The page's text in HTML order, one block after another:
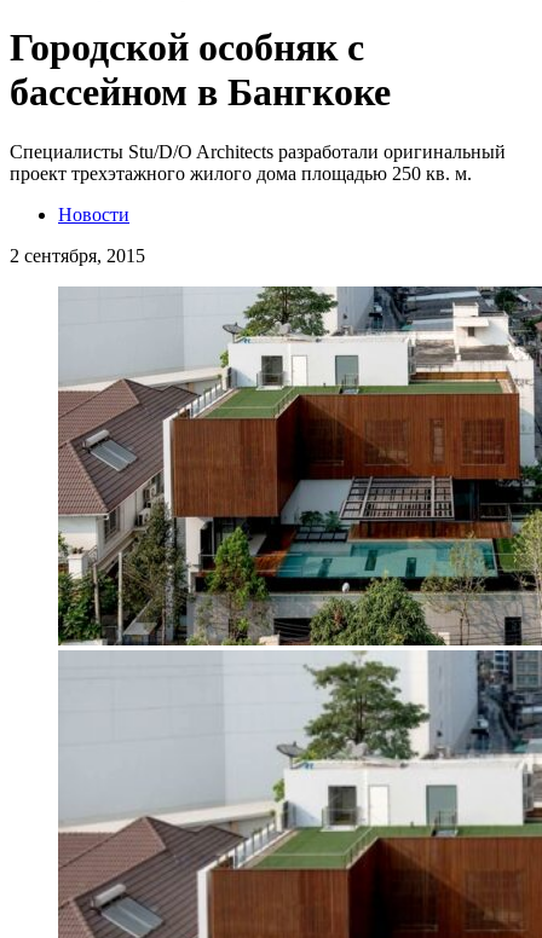
Городской особняк с
бассейном в Бангкоке
Специалисты Stu/D/O Architects разработали оригинальный
проект трехэтажного жилого дома площадью 250 кв. м.
Новости
2 сентября, 2015